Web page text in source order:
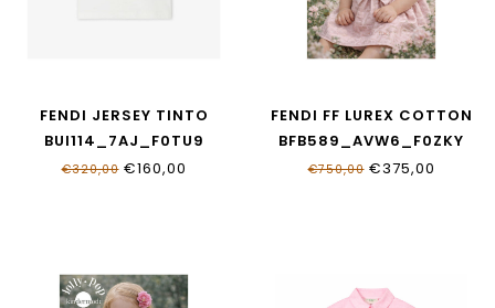
FENDI JERSEY TINTO
BUI114_7AJ_F0TU9
€320,00€160,00
FENDI FF LUREX COTTON
BFB589_AVW6_F0ZKY
€750,00€375,00